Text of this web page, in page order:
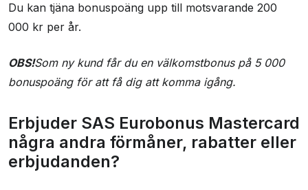
kontakter som jag tog med mig på resan samt
ordnade ett SHB mastercard (som väntade på
Mastercard kan när som helst frysa mitt kort
och jag förstår nu att Eurobonus Mastercard ej
dom. Därför har jag nu SHB Mastercard som
ett alternativ.Jag har aldrig haft en
betalningsanmärking i hela mitt liv. Så med ett
Du kan tjäna bonuspoäng upp till motsvarande 200
000 kr per år.
OBS!Som ny kund får du en välkomstbonus på 5 000
bonuspoäng för att få dig att komma igång.
Erbjuder SAS Eurobonus Mastercard
några andra förmåner, rabatter eller
erbjudanden?